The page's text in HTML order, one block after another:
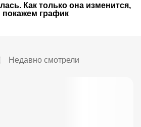
Как только она изменится,
график
Недавно смотрели